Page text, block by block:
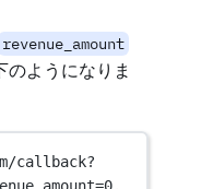
revenue_amount
のようになりま
callback?